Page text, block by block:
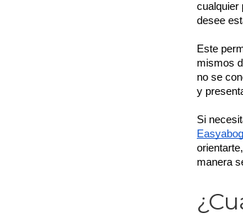
cualquier
desee
Este
mismos
no se
y
Si
manera